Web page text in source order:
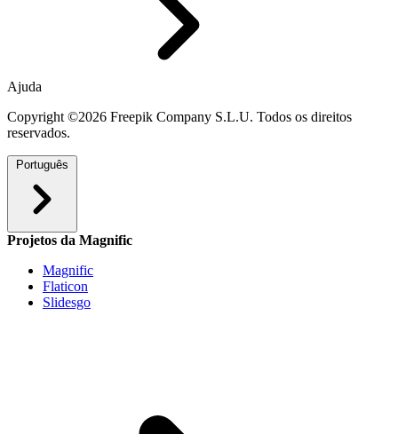
Ajuda
Copyright ©2026 Freepik Company S.L.U. Todos os direitos
reservados.
Português
Projetos da Magnific
Magnific
Flaticon
Slidesgo